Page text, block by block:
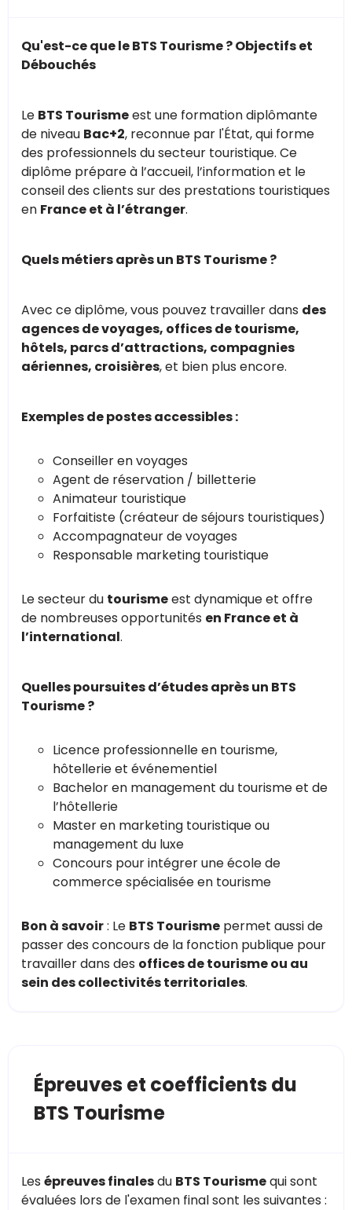
Qu'est-ce que le BTS Tourisme ? Objectifs et
Débouchés
Le BTS Tourismeest une formation diplômante
de niveau Bac+2, reconnue par l'État, qui forme
des professionnels du secteur touristique. Ce
diplôme prépare à l’accueil, l’information et le
conseil des clients sur des prestations touristiques
en France et à l’étranger.
Quels métiers après un BTS Tourisme ?
Avec ce diplôme, vous pouvez travailler dans des
agences de voyages, offices de tourisme,
hôtels, parcs d’attractions, compagnies
aériennes, croisières, et bien plus encore.
Exemples de postes accessibles :
Conseiller en voyages
Agent de réservation / billetterie
Animateur touristique
Forfaitiste (créateur de séjours touristiques)
Accompagnateur de voyages
Responsable marketing touristique
Le secteur du tourismeest dynamique et offre
de nombreuses opportunités en France et à
l’international.
Quelles poursuites d’études après un BTS
Tourisme ?
Licence professionnelle en tourisme,
hôtellerie et événementiel
Bachelor en management du tourisme et de
l’hôtellerie
Master en marketing touristique ou
management du luxe
Concours pour intégrer une école de
commerce spécialisée en tourisme
Bon à savoir: Le BTS Tourisme permet aussi de
passer des concours de la fonction publique pour
travailler dans des offices de tourisme ou au
sein des collectivités territoriales.
Épreuves et coefficients du
BTS Tourisme
Les épreuves finalesdu BTS Tourismequi sont
évaluées lors de l'examen final sont les suivantes :